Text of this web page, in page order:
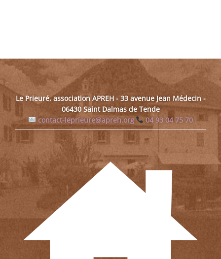
Le Prieuré, association APREH - 33 avenue Jean Médecin -
06430 Saint Dalmas de Tende
contact-leprieure@apreh.org
04 93 04 75 70